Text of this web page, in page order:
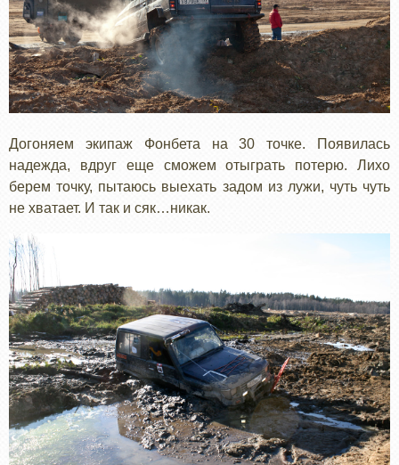
Догоняем экипаж Фонбета на 30 точке. Появилась
надежда, вдруг еще сможем отыграть потерю. Лихо
берем точку, пытаюсь выехать задом из лужи, чуть чуть
не хватает. И так и сяк…никак.